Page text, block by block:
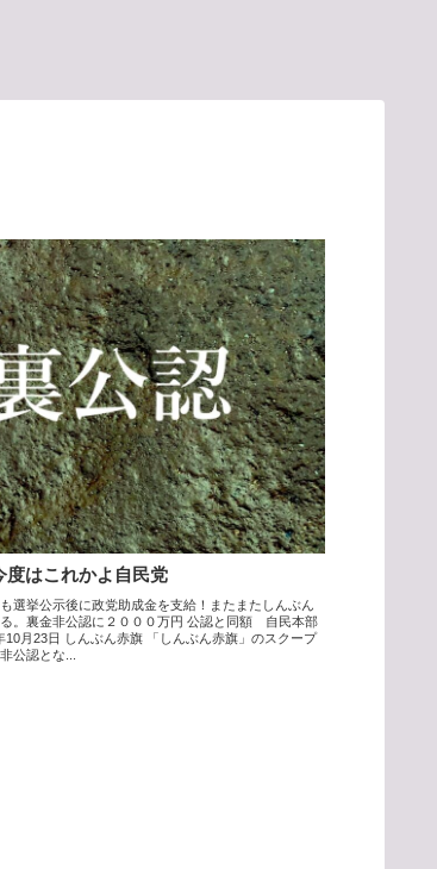
度はこれかよ自民党
選挙公示後に政党助成金を支給！またまたしんぶん
。裏金非公認に２０００万円 公認と同額 自民本部
10月23日 しんぶん赤旗 「しんぶん赤旗」のスクープ
公認とな...